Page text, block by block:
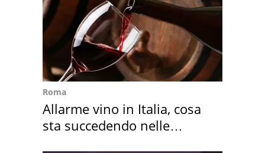
Roma
Allarme vino in Italia, cosa
sta succedendo nelle